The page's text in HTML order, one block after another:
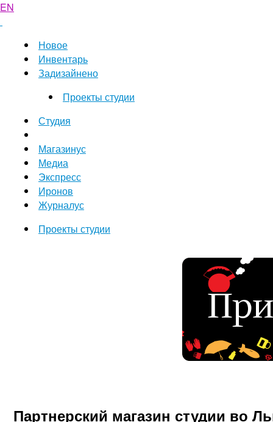
EN
Новое
Инвентарь
Задизайнено
Проекты студии
Студия
Магазинус
Медиа
Экспресс
Иронов
Журналус
Проекты студии
Партнерский магазин студии во